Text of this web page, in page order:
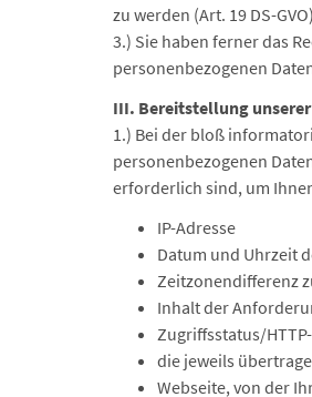
zu werden (Art. 19 DS-
3.) Sie haben ferner das
personenbezogenen
III. Bereitstellung
1.) Bei der bloß
personenbezogenen
erforderlich sind, um
IP-Adresse
Datum und Uhrzeit
Zeitzonendifferenz
Inhalt der
Zugriffsstatus/
die jeweils
Webseite, von der